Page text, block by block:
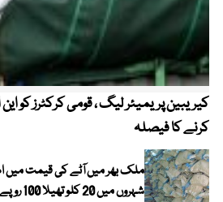
کرنے کا فیصلہ
ملک بھر میں آٹے کی قیمت میں
شہروں میں 20 کلو تھیلا 100 روپے تک مہنگا